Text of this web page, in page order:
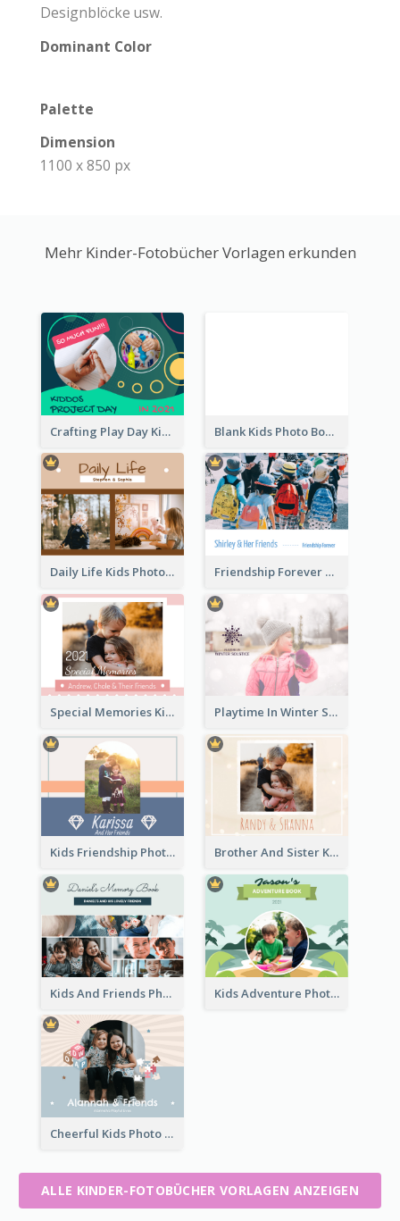
Designblöcke usw.
Dominant Color
Palette
Dimension
1100 x 850 px
Mehr Kinder-Fotobücher Vorlagen erkunden
Crafting Play Day Kids Photo Book Blank Kids Photo Book
Daily Life Kids Photo Book Friendship Forever Photo Book
Special Memories Kids Photo Book Playtime In Winter Solstice Kids Photobook
Kids Friendship Photo Book Brother And Sister Kids Photo Book
Kids And Friends Photo Book Kids Adventure Photo Book
Cheerful Kids Photo Book
ALLE KINDER-FOTOBÜCHER VORLAGEN ANZEIGEN